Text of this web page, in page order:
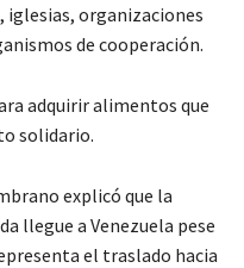
iglesias, organizaciones
de cooperación.
adquirir alimentos que
solidario.
explicó que la
llegue a Venezuela pese
el traslado hacia